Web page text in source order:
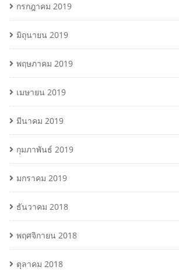
กรกฎาคม 2019
มิถุนายน 2019
พฤษภาคม 2019
เมษายน 2019
มีนาคม 2019
กุมภาพันธ์ 2019
มกราคม 2019
ธันวาคม 2018
พฤศจิกายน 2018
ตุลาคม 2018